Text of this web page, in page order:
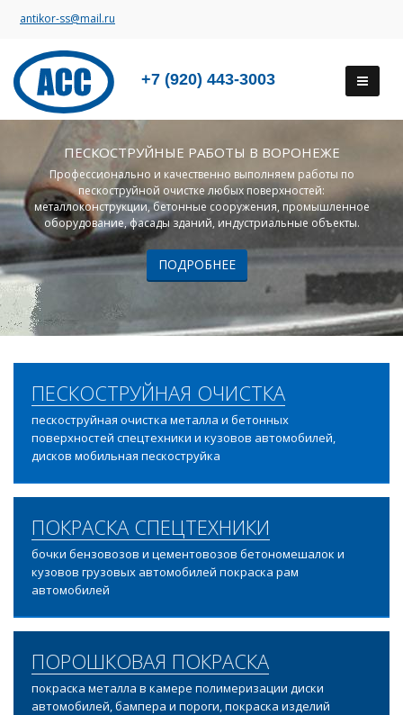
antikor-ss@mail.ru
+7 (920) 443-3003
ПЕСКОСТРУЙНЫЕ РАБОТЫ В ВОРОНЕЖЕ
Профессионально и качественно выполняем работы по
пескоструйной очистке любых поверхностей:
металлоконструкции, бетонные сооружения, промышленное
оборудование, фасады зданий, индустриальные объекты.
ПОДРОБНЕЕ
ПЕСКОСТРУЙНАЯ ОЧИСТКА
пескоструйная очистка металла и бетонных
поверхностей спецтехники и кузовов автомобилей,
дисков мобильная пескоструйка
ПОКРАСКА СПЕЦТЕХНИКИ
бочки бензовозов и цементовозов бетономешалок и
кузовов грузовых автомобилей покраска рам
автомобилей
ПОРОШКОВАЯ ПОКРАСКА
покраска металла в камере полимеризации диски
автомобилей, бампера и пороги, покраска изделий